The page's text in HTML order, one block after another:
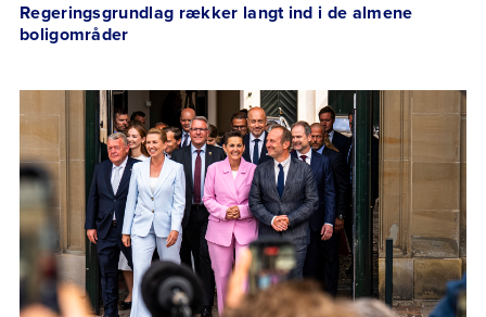
Regeringsgrundlag rækker langt ind i de almene
boligområder